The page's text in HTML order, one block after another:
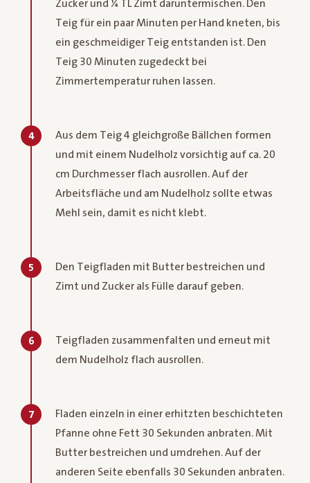
Zucker und ¼ TL Zimt daruntermischen. Den
Teig für ein paar Minuten per Hand kneten, bis
ein geschmeidiger Teig entstanden ist. Den
Teig 30 Minuten zugedeckt bei
Zimmertemperatur ruhen lassen.
4
Aus dem Teig 4 gleichgroße Bällchen formen
und mit einem Nudelholz vorsichtig auf ca. 20
cm Durchmesser flach ausrollen. Auf der
Arbeitsfläche und am Nudelholz sollte etwas
Mehl sein, damit es nicht klebt.
5
Den Teigfladen mit Butter bestreichen und
Zimt und Zucker als Fülle darauf geben.
6
Teigfladen zusammenfalten und erneut mit
dem Nudelholz flach ausrollen.
7
Fladen einzeln in einer erhitzten beschichteten
Pfanne ohne Fett 30 Sekunden anbraten. Mit
Butter bestreichen und umdrehen. Auf der
anderen Seite ebenfalls 30 Sekunden anbraten.